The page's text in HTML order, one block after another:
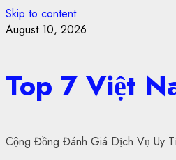
Skip to content
August 10, 2026
Top 7 Việt
Cộng Đồng Đánh Giá Dịch Vụ Uy